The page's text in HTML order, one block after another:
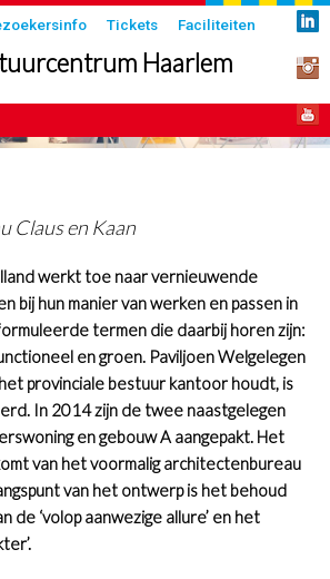
Tickets
Faciliteiten
Haarlem
Claus en Kaan
werkt toe naar vernieuwende
bij hun manier van werken en passen in
termen die daarbij horen zijn:
en groen. Paviljoen Welgelegen
provinciale bestuur kantoor houdt, is
In 2014 zijn de twee naastgelegen
en gebouw A aangepakt. Het
van het voormalig architectenbureau
van het ontwerp is het behoud
de ‘volop aanwezige allure’ en het